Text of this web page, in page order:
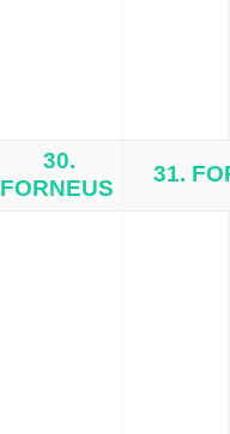
30.
FORNEUS
31.